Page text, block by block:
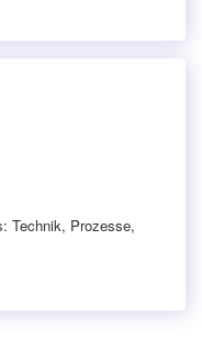
Technik, Prozesse,